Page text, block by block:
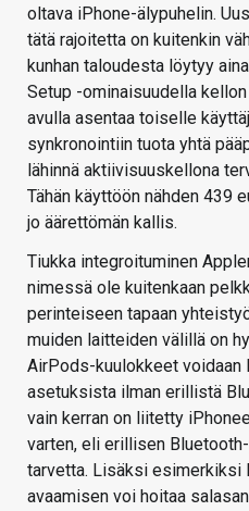
oltava iPhone-älypuhelin.
tätä rajoitetta on kuitenkin
kunhan taloudesta löytyy
Setup -ominaisuudella
avulla asentaa toiselle
synkronointiin tuota yhtä
lähinnä aktiivisuuskellona
Tähän käyttöön nähden 439
jo äärettömän kallis.
Tiukka integroituminen
nimessä ole kuitenkaan
perinteiseen tapaan
muiden laitteiden välillä on
AirPods-kuulokkeet voidaan
asetuksista ilman erillistä
vain kerran on liitetty
varten, eli erillisen
tarvetta. Lisäksi esimerkiksi
avaamisen voi hoitaa